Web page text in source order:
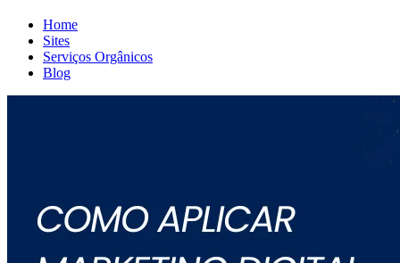
Home
Sites
Serviços Orgânicos
Blog